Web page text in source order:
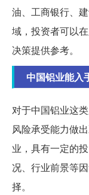
油、工商银行、
域，投资者可以
决策提供参考。
中国铝业能入
对于中国铝业这
风险承受能力做
业，具有一定的
况、行业前景等
择。